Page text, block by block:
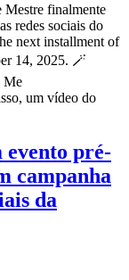
Mestre finalmente
redes sociais do
next installment of
14, 2025. 🪄
Me
um vídeo do
evento pré-
campanha
da